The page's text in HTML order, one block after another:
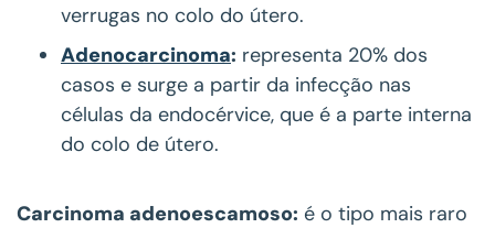
verrugas no colo do útero.
Adenocarcinoma: representa 20% dos
casos e surge a partir da infecção nas
células da endocérvice, que é a parte interna
do colo de útero.
Carcinoma adenoescamoso: é o tipo mais raro